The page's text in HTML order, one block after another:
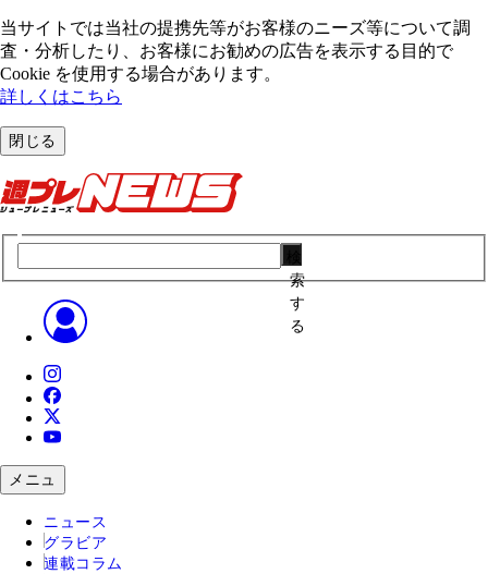
当サイトでは当社の提携先等がお客様のニーズ等について調
査・分析したり、お客様にお勧めの広告を表⽰する⽬的で
Cookie を使⽤する場合があります。
詳しくはこちら
閉じる
索
す
る
メニュ
ニュース
グラビア
連載コラム